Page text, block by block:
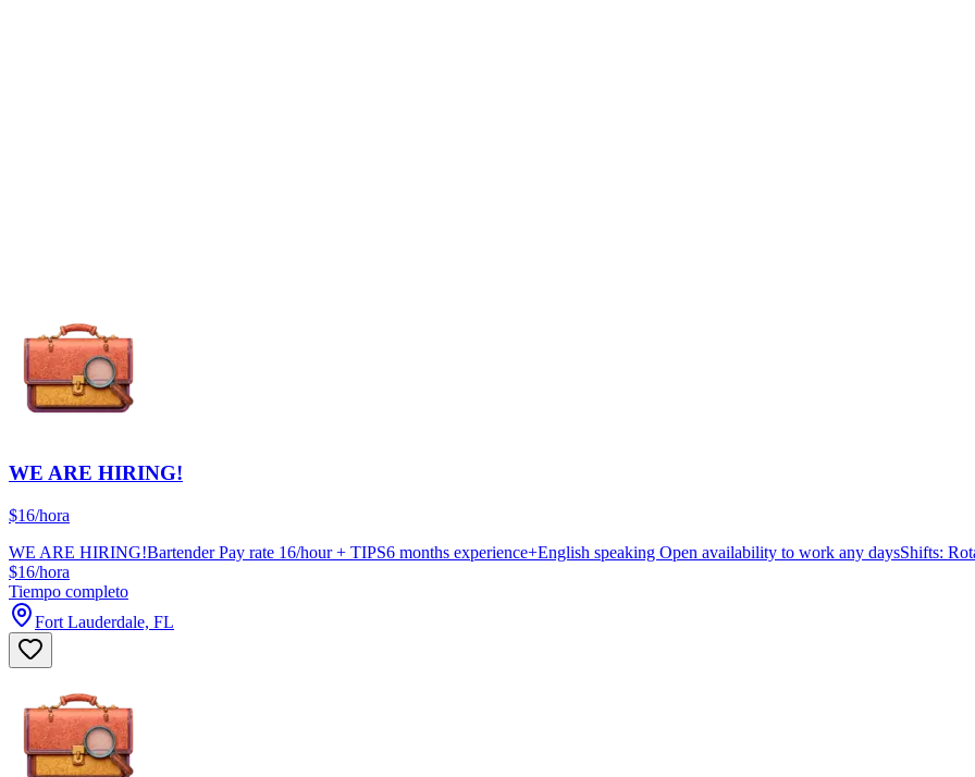
WE ARE HIRING!
$16/hora
WE ARE HIRING!Bartender Pay rate 16/hour + TIPS6 months experience+English speaking Open availability to work any daysShifts:
$16/hora
Tiempo completo
Fort Lauderdale, FL